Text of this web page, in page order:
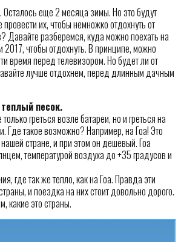
еще 2 месяца зимы. Но это будут
их, чтобы немножко отдохнуть от
Давайте разберемся, куда можно поехать на
чтобы отдохнуть. В принципе, можно
время перед телевизором. Но будет ли от
лучше отдохнем, перед длинным дачным
песок.
греться возле батареи, но и греться на
Где такое возможно? Например, на Гоа! Это
стране, и при этом он дешевый. Гоа
температурой воздуха до +35 градусов и
где так же тепло, как на Гоа. Правда эти
и поездка на них стоит довольно дорого.
какие это страны.